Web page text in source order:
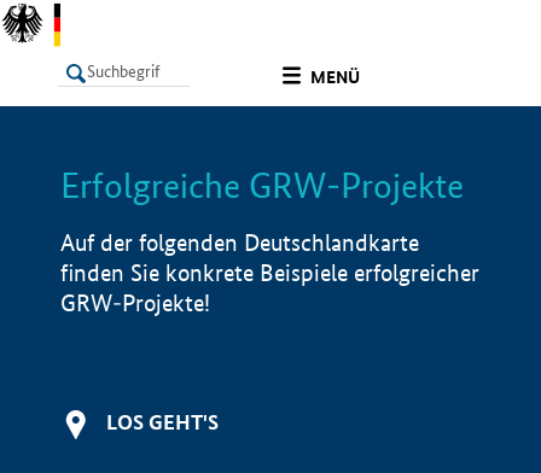
MENÜ
LISTE Info
Erfolgreiche GRW-Projekte
Auf der folgenden Deutschlandkarte
finden Sie konkrete Beispiele erfolgreicher
GRW-Projekte!
LOS GEHT'S